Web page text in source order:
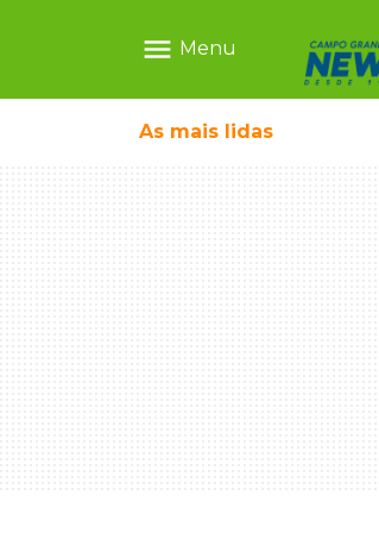
menu Menu
As mais lidas
não reconhece o filho queimado